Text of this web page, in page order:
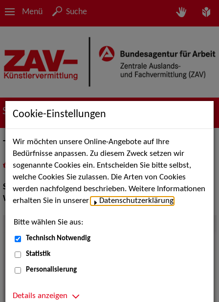
Menü Suche
Suche nach Künstler*innen
TraumTanzTheater
als PDF speichern
inMeine Merklistelegen
Show:Walk Acts Animation
Walk Acts Animation:Stelzenlauf, Walk Acts
Cookie-Einstellungen
Wir möchten unsere Online-Angebote auf Ihre
Bedürfnisse anpassen. Zu diesem Zweck setzen wir
sogenannte Cookies ein. Entscheiden Sie bitte selbst,
welche Cookies Sie zulassen. Die Arten von Cookies
werden nachfolgend beschrieben. Weitere Informationen
erhalten Sie in unserer
Datenschutzerklärung
Bitte wählen Sie aus:
Technisch Notwendig
Statistik
Personalisierung
Details anzeigen